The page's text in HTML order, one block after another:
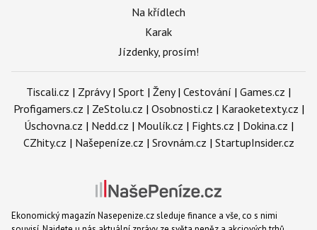
Na křídlech
Karak
Jízdenky, prosím!
Tiscali.cz | Zprávy| Sport | Ženy| Cestování | Games.cz |
Profigamers.cz | ZeStolu.cz | Osobnosti.cz | Karaoketexty.cz |
Úschovna.cz | Nedd.cz | Moulík.cz | Fights.cz | Dokina.cz |
CZhity.cz | Našepeníze.cz | Srovnám.cz | StartupInsider.cz
Ekonomický magazín Nasepenize.cz sleduje finance a vše, co s nimi